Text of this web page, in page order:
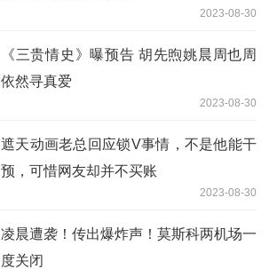
2023-08-30
《三贵情史》曝预告 胡先煦姚晨周也周
依然寻真爱
2023-08-30
遮天动画老总回应锁V事情，不是他能干
预，可惜网友却并不买账
2023-08-30
凌晨遭袭！传出爆炸声！莫斯科两机场一
度关闭